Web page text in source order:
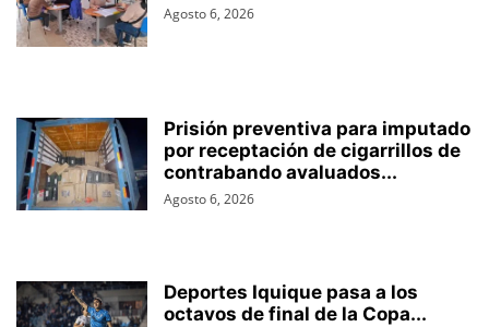
Agosto 6, 2026
Prisión preventiva para imputado
por receptación de cigarrillos de
contrabando avaluados...
Agosto 6, 2026
Deportes Iquique pasa a los
octavos de final de la Copa...